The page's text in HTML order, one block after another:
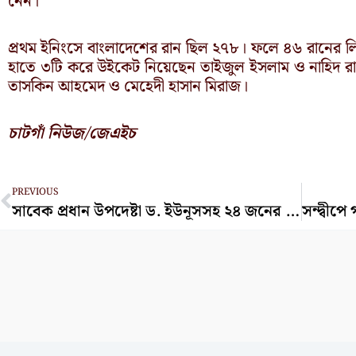
প্রথম ইনিংসে বাংলাদেশের রান ছিল ২৭৮। ফলে ৪৬ রানের
হাতে ৩টি করে উইকেট নিয়েছেন তাইজুল ইসলাম ও নাহিদ
তাসকিন আহমেদ ও মেহেদী হাসান মিরাজ।
চাটগাঁ নিউজ/জেএইচ
Prev
PREVIOUS
সাবেক প্রধান উপদেষ্টা ড. ইউনূসসহ ২৪ জনের দেশত্যাগে নিষেধাজ্ঞা চেয়ে রিট